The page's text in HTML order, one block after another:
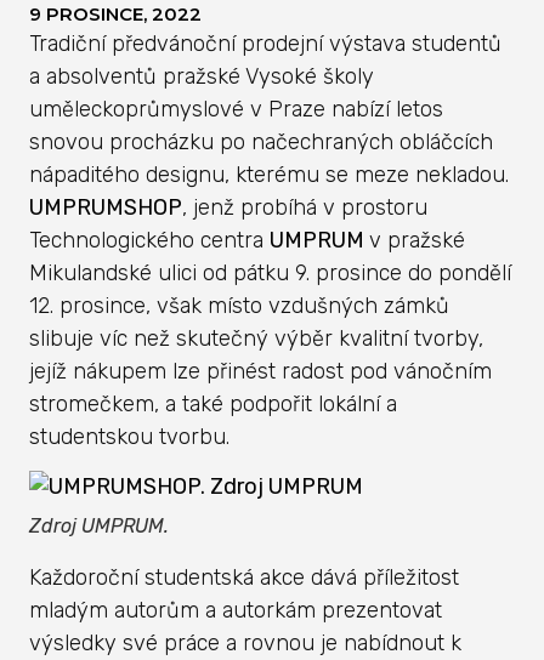
9 PROSINCE, 2022
Tradiční předvánoční prodejní výstava studentů
a absolventů pražské Vysoké školy
uměleckoprůmyslové v Praze nabízí letos
snovou procházku po načechraných obláčcích
nápaditého designu, kterému se meze nekladou.
UMPRUMSHOP, jenž probíhá v prostoru
Technologického centra UMPRUM v pražské
Mikulandské ulici od pátku 9. prosince do pondělí
12. prosince, však místo vzdušných zámků
slibuje víc než skutečný výběr kvalitní tvorby,
jejíž nákupem lze přinést radost pod vánočním
stromečkem, a také podpořit lokální a
studentskou tvorbu.
Zdroj UMPRUM.
Každoroční studentská akce dává příležitost
mladým autorům a autorkám prezentovat
výsledky své práce a rovnou je nabídnout k